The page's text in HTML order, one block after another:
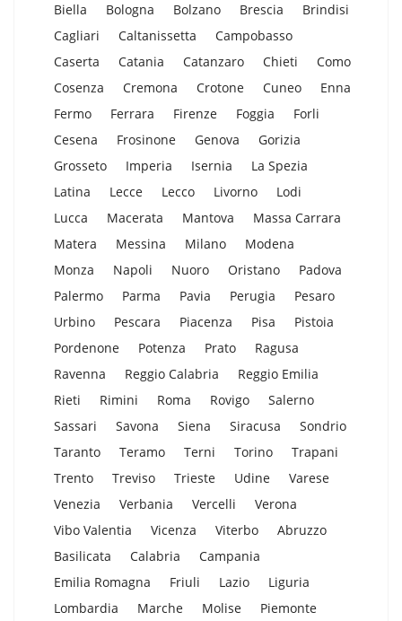
Biella
Bologna Bolzano Brescia
Brindisi
Cagliari
Caltanissetta
Campobasso
Caserta
Catania Catanzaro Chieti
Como
Cosenza
Cremona Crotone Cuneo
Enna
Fermo
Ferrara Firenze Foggia
Forli
Cesena
Frosinone Genova
Gorizia
Grosseto
Imperia Isernia
La Spezia
Latina
Lecce Lecco Livorno
Lodi
Lucca
Macerata Mantova
Massa Carrara
Matera
Messina Milano
Modena
Monza
Napoli Nuoro Oristano
Padova
Palermo
Parma Pavia Perugia
Pesaro
Urbino
Pescara Piacenza Pisa
Pistoia
Pordenone
Potenza Prato
Ragusa
Ravenna
Reggio Calabria
Reggio Emilia
Rieti
Rimini Roma Rovigo
Salerno
Sassari
Savona Siena Siracusa
Sondrio
Taranto
Teramo Terni Torino
Trapani
Trento
Treviso Trieste Udine
Varese
Venezia
Verbania Vercelli
Verona
Vibo Valentia
Vicenza Viterbo
Abruzzo
Basilicata
Calabria
Campania
Emilia Romagna
Friuli Lazio
Liguria
Lombardia
Marche Molise Piemonte